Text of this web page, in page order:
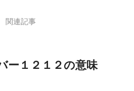
関連記事
ー１２１２の意味